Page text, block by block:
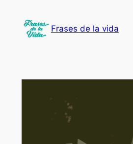
contenido
Frases de la vida